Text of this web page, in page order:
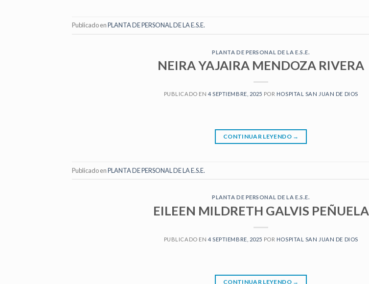
Publicado enPLANTA DE PERSONAL DE LA E.S.E.
PLANTA DE PERSONAL DE LA E.S.E.
NEIRA YAJAIRA MENDOZA RIVERA
PUBLICADO EN 4 SEPTIEMBRE, 2025 POR HOSPITAL SAN JUAN DE DIOS
CONTINUAR LEYENDO →
Publicado enPLANTA DE PERSONAL DE LA E.S.E.
PLANTA DE PERSONAL DE LA E.S.E.
EILEEN MILDRETH GALVIS PEÑUELA
PUBLICADO EN 4 SEPTIEMBRE, 2025 POR HOSPITAL SAN JUAN DE DIOS
CONTINUAR LEYENDO →